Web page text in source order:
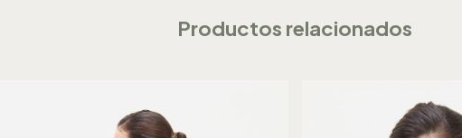
Productos relacionados